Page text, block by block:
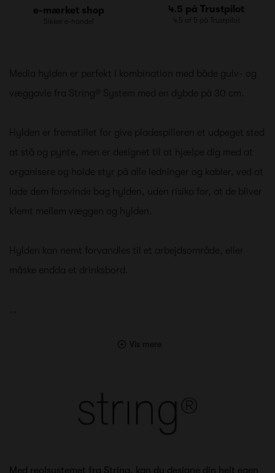
e-mærket shop
Sikker e-handel
4.5 på Trustpilot
4.5 af 5 på Trustpilot
Media hylden er perfekt i kombination med både gulv- og
væggavle fra String® System med en dybde på 30 cm.
Hylden er fremstillet for give pladespilleren et udpeget sted
at stå og pynte, men er designet til at hjælpe dig med at
organisere og holde styr på alle ledninger og kabler, ved at
lade dem forsvinde bag hylden, uden risiko for, at de bliver
klemt mellem væggen og hylden.
Hylden kan nemt forvandles til et arbejdsområde, eller
måske endda et drinksbord.
Vis mere
Med reolsystemet fra String, kan du designe din helt egen